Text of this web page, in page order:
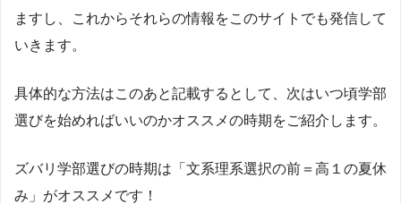
ますし、これからそれらの情報をこのサイトでも発信して
いきます。
具体的な方法はこのあと記載するとして、次はいつ頃学部
選びを始めればいいのかオススメの時期をご紹介します。
ズバリ学部選びの時期は「文系理系選択の前＝高１の夏休
み」がオススメです！